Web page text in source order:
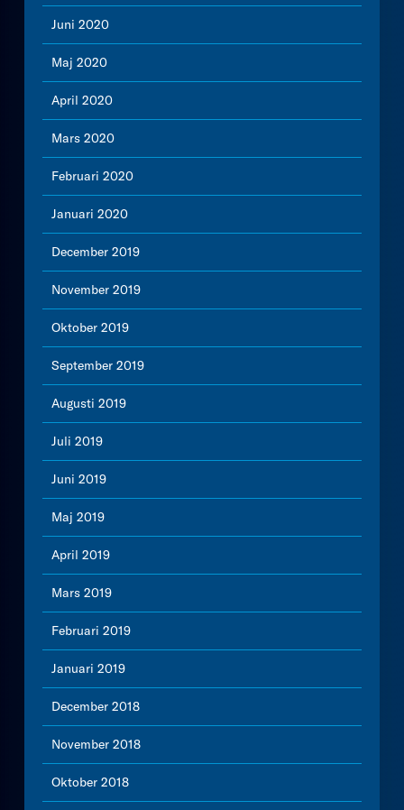
Juni 2020
Maj 2020
April 2020
Mars 2020
Februari 2020
Januari 2020
December 2019
November 2019
Oktober 2019
September 2019
Augusti 2019
Juli 2019
Juni 2019
Maj 2019
April 2019
Mars 2019
Februari 2019
Januari 2019
December 2018
November 2018
Oktober 2018